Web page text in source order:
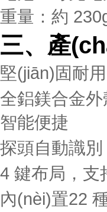
重量：約
三、產
堅(jiān)固耐用
全鋁鎂合金外
智能便捷
探頭自動識別
4 鍵布局，
內(nèi)置22 種